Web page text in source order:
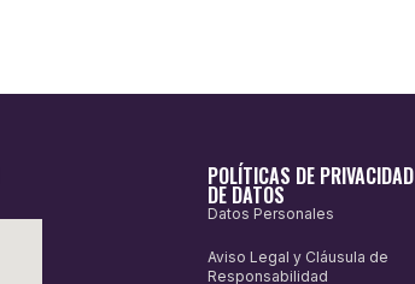
POLÍTICAS DE PRIVACIDAD
DE DATOS
Datos Personales
Aviso Legal y Cláusula de
Responsabilidad